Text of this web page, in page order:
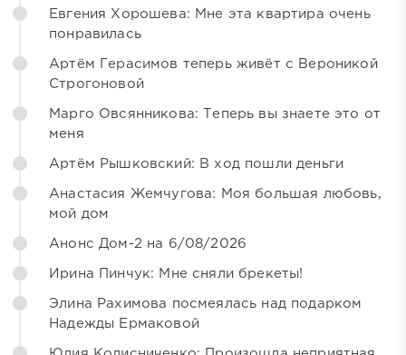
Евгения Хорошева: Мне эта квартира очень
понравилась
Артём Герасимов теперь живёт с Вероникой
Строгоновой
Марго Овсянникова: Теперь вы знаете это от
меня
Артём Рышковский: В ход пошли деньги
Анастасия Жемчугова: Моя большая любовь,
мой дом
Анонс Дом-2 на 6/08/2026
Ирина Пинчук: Мне сняли брекеты!
Элина Рахимова посмеялась над подарком
Надежды Ермаковой